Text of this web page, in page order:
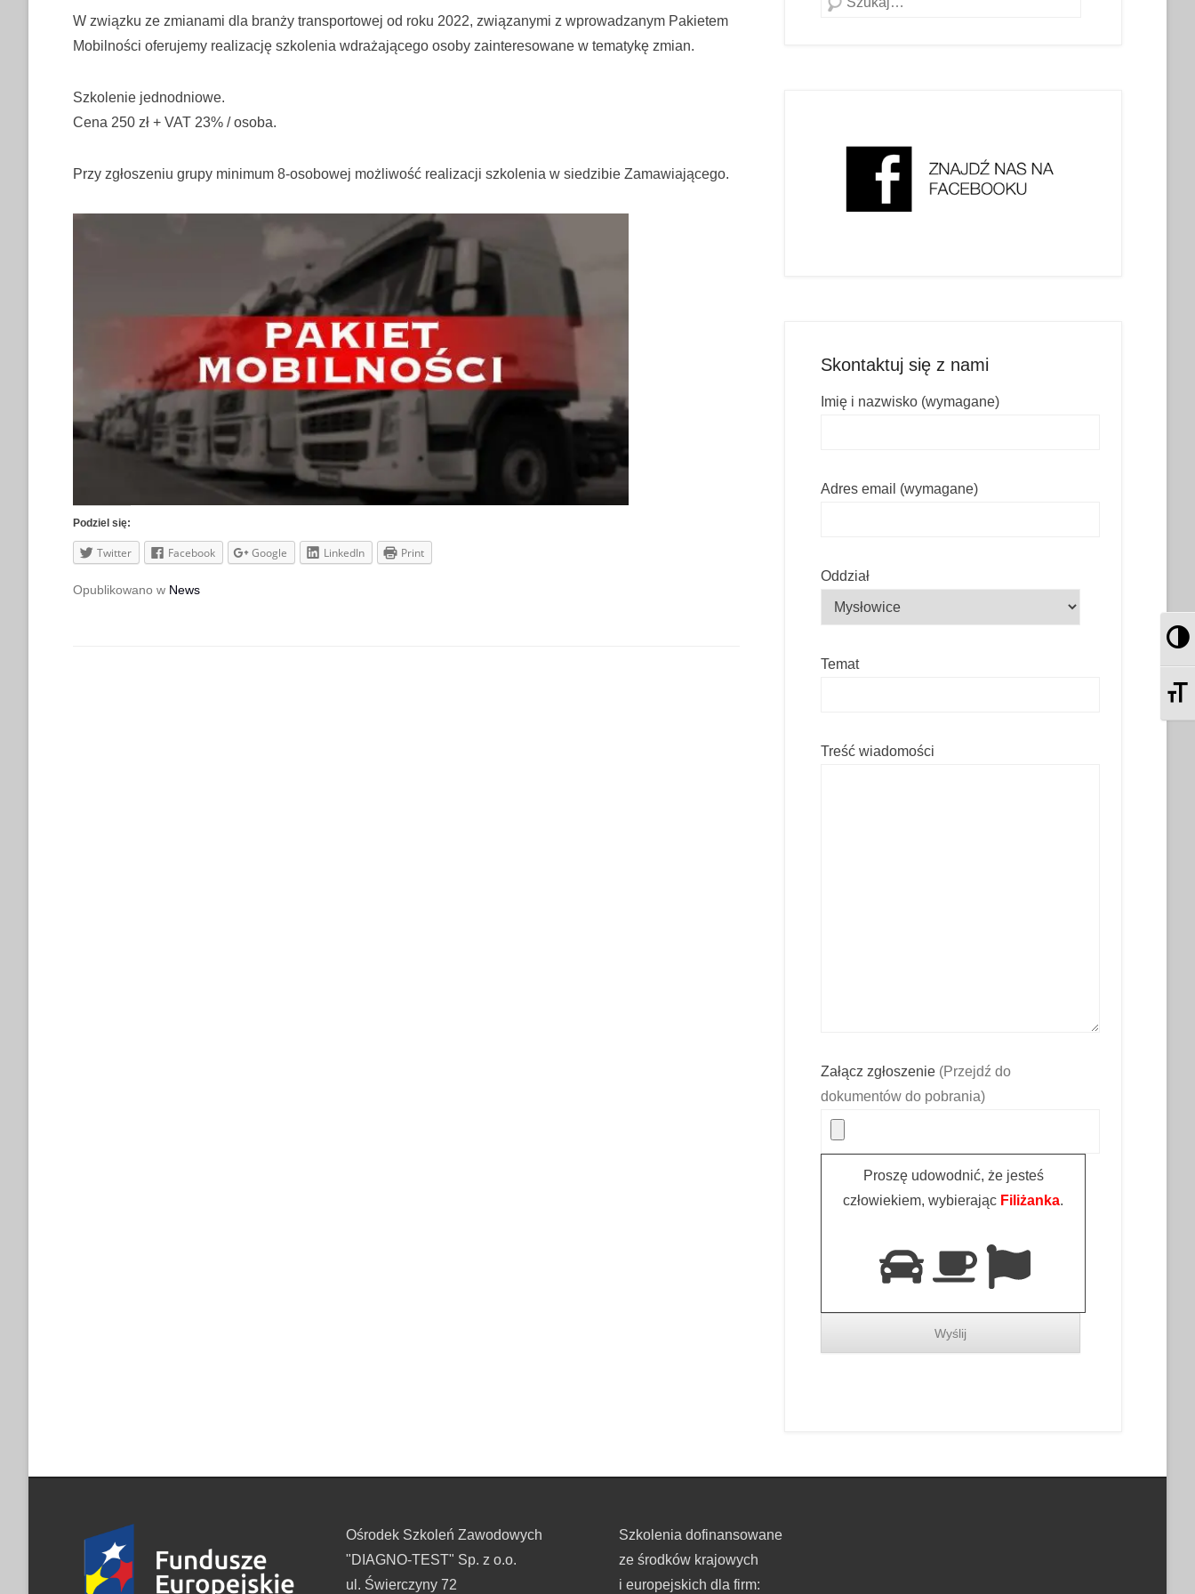
W związku ze zmianami dla branży transportowej od roku 2022, związanymi z wprowadzanym Pakietem
Mobilności oferujemy realizację szkolenia wdrażającego osoby zainteresowane w tematykę zmian.
Szkolenie jednodniowe.
Cena 250 zł + VAT 23% / osoba.
Przy zgłoszeniu grupy minimum 8-osobowej możliwość realizacji szkolenia w siedzibie Zamawiającego.
Podziel się:
Twitter Facebook Google LinkedIn Print
Opublikowano w News
Skontaktuj się z nami
Imię i nazwisko (wymagane)
Adres email (wymagane)
Oddział
Temat
Treść wiadomości
Załącz zgłoszenie (Przejdź do
dokumentów do pobrania)
Proszę udowodnić, że jesteś
człowiekiem, wybierając Filiżanka.
Ośrodek Szkoleń Zawodowych
"DIAGNO-TEST" Sp. z o.o.
ul. Świerczyny 72
Szkolenia dofinansowane
ze środków krajowych
i europejskich dla firm: